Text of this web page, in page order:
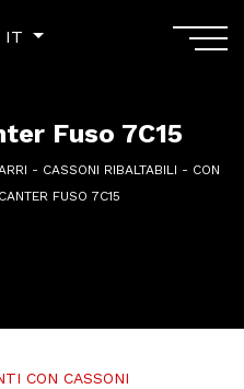
IT
Fuso 7C15
- CASSONI RIBALTABILI - CON
FUSO 7C15
CON CASSONI